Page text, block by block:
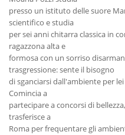
presso un istituto delle suore
scientifico e studia
per sei anni chitarra classica in
ragazzona alta e
formosa con un sorriso
trasgressione: sente il bisogno
di sganciarsi dall'ambiente per
Comincia a
partecipare a concorsi di
trasferisce a
Roma per frequentare gli